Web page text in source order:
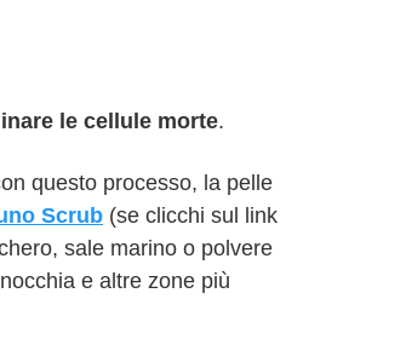
le cellule morte.
questo processo, la pelle
Scrub (se clicchi sul link
sale marino o polvere
e altre zone più